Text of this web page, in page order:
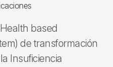
based
de transformación
Insuficiencia